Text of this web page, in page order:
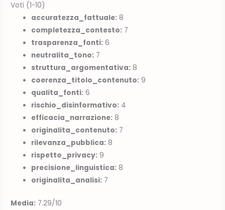
Voti (1-10)
accuratezza_fattuale: 8
completezza_contesto: 7
trasparenza_fonti: 6
neutralita_tono: 7
struttura_argomentativa: 8
coerenza_titolo_contenuto: 9
qualita_fonti: 6
rischio_disinformativo: 4
efficacia_narrazione: 8
originalita_contenuto: 7
rilevanza_pubblica: 8
rispetto_privacy: 9
precisione_linguistica: 8
originalita_analisi: 7
Media: 7.29/10